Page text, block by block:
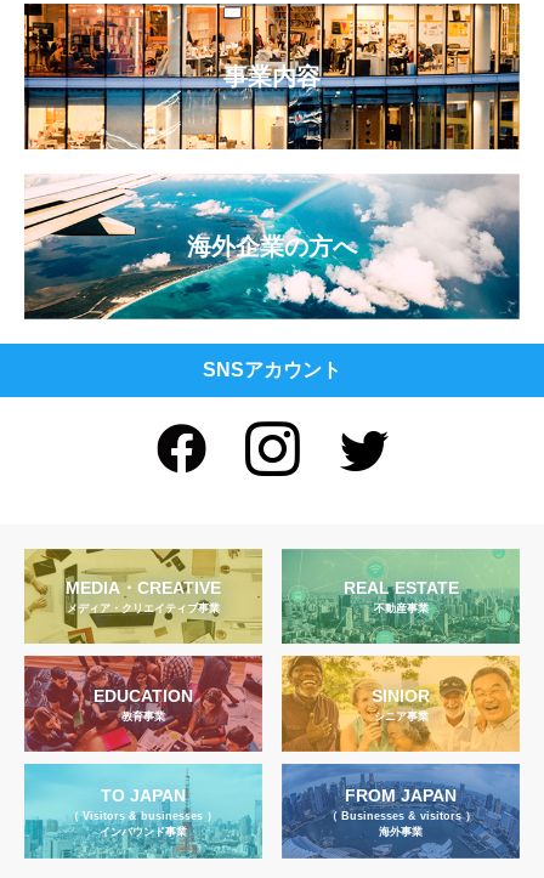
事業内容
海外企業の方へ
SNSアカウント
MEDIA・CREATIVE
メディア・クリエイティブ事業
REAL ESTATE
不動産事業
EDUCATION
教育事業
SINIOR
シニア事業
TO JAPAN
（ Visitors & businesses ）
インバウンド事業
FROM JAPAN
（ Businesses & visitors ）
海外事業